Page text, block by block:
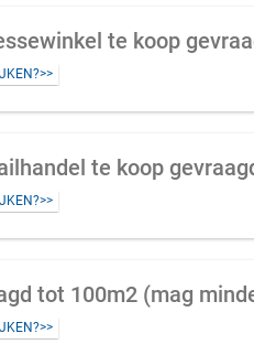
te koop
te koop
tot 100m2 (mag